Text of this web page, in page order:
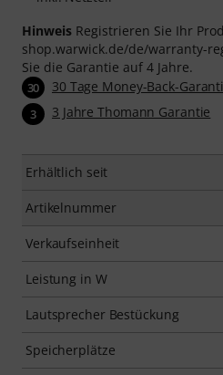
Hinweis Registrieren Sie Ihr
shop.warwick.de/de/warranty-
Sie die Garantie auf 4 Jahre.
30 30 Tage Money-Back-
3 3 Jahre Thomann Garantie
Erhältlich seit
Artikelnummer
Verkaufseinheit
Leistung in W
Lautsprecher Bestückung
Speicherplätze